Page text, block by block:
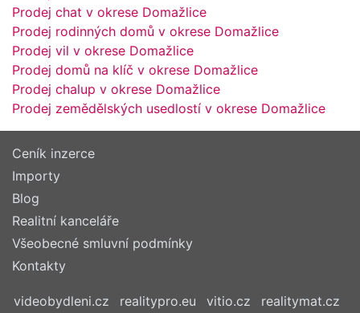
Prodej chat v okrese Domažlice
Prodej rodinných domů v okrese Domažlice
Prodej vil v okrese Domažlice
Prodej domů na klíč v okrese Domažlice
Prodej chalup v okrese Domažlice
Prodej zemědělských usedlostí v okrese Domažlice
Ceník inzerce
Importy
Blog
Realitní kanceláře
Všeobecné smluvní podmínky
Kontakty
videobydleni.cz realitypro.eu vitio.cz realitymat.cz